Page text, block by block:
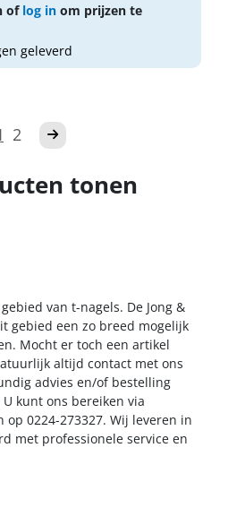
of log in om prijzen te
geleverd
2
tonen
van t-nagels. De Jong &
gebied een zo breed mogelijk
Mocht er toch een artikel
altijd contact met ons
advies en/of bestelling
kunt ons bereiken via
op 0224-273327. Wij leveren in
met professionele service en